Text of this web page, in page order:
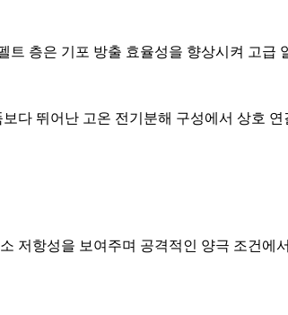
층은 기포 방출 효율성을 향상시켜 고
다 뛰어난 고온 전기분해 구성에서 상호
저항성을 보여주며 공격적인 양극 조건에